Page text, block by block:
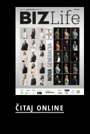
ČITAJ ONLINE